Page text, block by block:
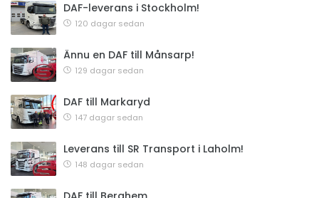
DAF-leverans i Stockholm!
120 dagar sedan
Ännu en DAF till Månsarp!
129 dagar sedan
DAF till Markaryd
147 dagar sedan
Leverans till SR Transport i Laholm!
148 dagar sedan